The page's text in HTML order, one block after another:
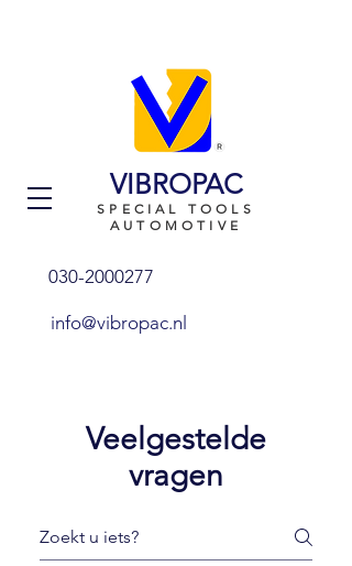
VIBROPAC
SPECIAL TOOLS
AUTOMOTIVE
030-2000277
info@vibropac.nl
Veelgestelde
vragen